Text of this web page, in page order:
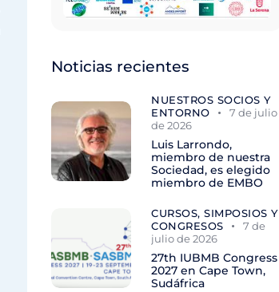
Noticias recientes
NUESTROS SOCIOS Y
ENTORNO
7 de julio
de 2026
Luis Larrondo,
miembro de nuestra
Sociedad, es elegido
miembro de EMBO
CURSOS, SIMPOSIOS Y
CONGRESOS
7 de
julio de 2026
27th IUBMB Congress
2027 en Cape Town,
Sudáfrica